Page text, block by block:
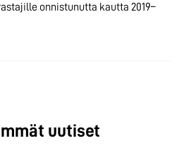
onnistunutta kautta 2019–
uutiset